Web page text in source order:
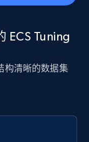
name, Seller
ECS Tuning
构清晰的数据集